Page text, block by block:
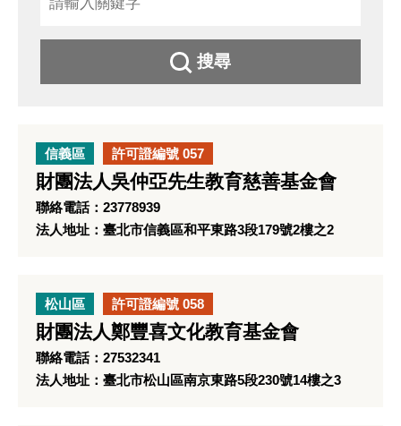
搜尋
信義區 許可證編號 057
財團法人吳仲亞先生教育慈善基金會
聯絡電話：23778939
法人地址：臺北市信義區和平東路3段179號2樓之2
松山區 許可證編號 058
財團法人鄭豐喜文化教育基金會
聯絡電話：27532341
法人地址：臺北市松山區南京東路5段230號14樓之3